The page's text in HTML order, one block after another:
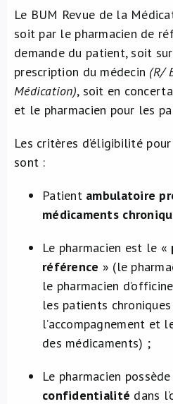
Le BUM Revue de la
soit par le pharmacien de
demande du patient, soit sur
prescription du médecin (R/
Médication), soit en
et le pharmacien pour les
Les critères d’éligibilité
sont :
Patient ambulatoire
médicaments
Le pharmacien est le «
référence » (le
le pharmacien
les patients
l’accompagnement et
des médicaments) ;
Le pharmacien possède
confidentialité dans